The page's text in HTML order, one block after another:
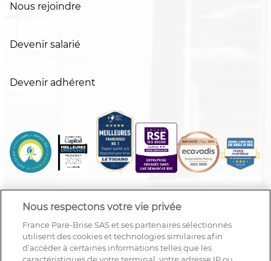
Nous rejoindre
Devenir salarié
Devenir adhérent
Nous respectons votre vie privée
France Pare-Brise SAS et ses partenaires sélectionnés
utilisent des cookies et technologies similaires afin
d’accéder à certaines informations telles que les